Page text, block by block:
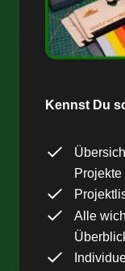
Kennst Du
Projekte
Alle